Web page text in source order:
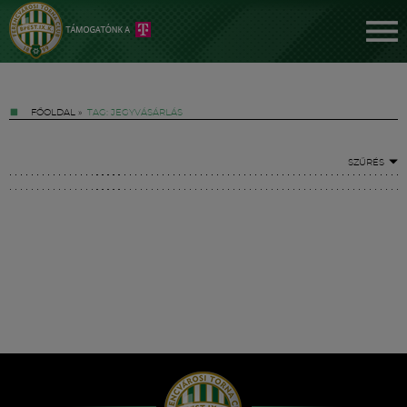
FŐOLDAL » TAG: JEGYVÁSÁRLÁS
SZŰRÉS
Hírek